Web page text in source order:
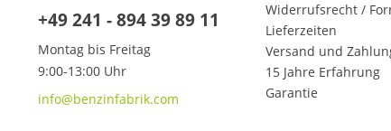
+49 241 - 894 39 89 11
Montag bis Freitag
9:00-13:00 Uhr
info@benzinfabrik.com
Widerrufsrecht /
Lieferzeiten
Versand und
15 Jahre Erfahrung
Garantie